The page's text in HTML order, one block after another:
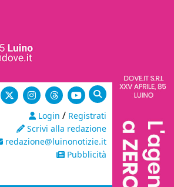
Login / Registrati
Scrivi alla redazione
redazione@luinonotizie.it
Pubblicità